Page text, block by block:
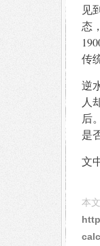
见
态
传
逆
人
后
是
文
本